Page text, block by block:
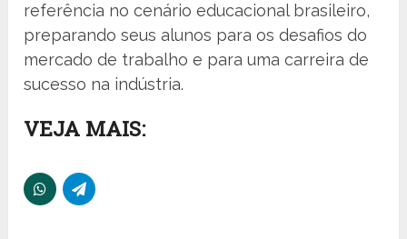
referência no cenário educacional brasileiro,
preparando seus alunos para os desafios do
mercado de trabalho e para uma carreira de
sucesso na indústria.
VEJA MAIS: